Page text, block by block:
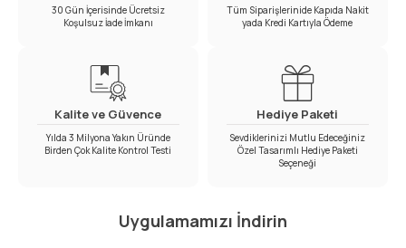
30 Gün İçerisinde Ücretsiz
Koşulsuz İade İmkanı
Tüm Siparişlerinide Kapıda Nakit
yada Kredi Kartıyla Ödeme
Kalite ve Güvence
Yılda 3 Milyona Yakın Üründe
Birden Çok Kalite Kontrol Testi
Hediye Paketi
Sevdiklerinizi Mutlu Edeceğiniz
Özel Tasarımlı Hediye Paketi
Seçeneği
Uygulamamızı İndirin